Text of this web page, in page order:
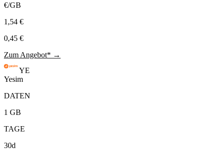
€/GB
1,54 €
0,45 €
Zum Angebot* →
YE
Yesim
DATEN
1 GB
TAGE
30d